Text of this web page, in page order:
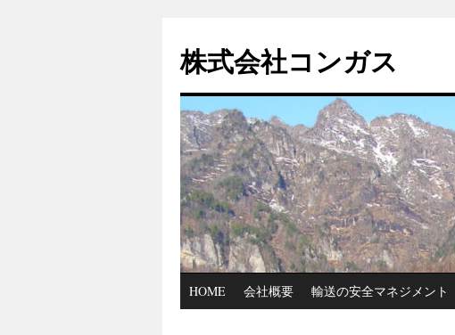
テ
ン
ス
キ
ッ
プ
株式会社コンガス
HOME 会社概要 輸送の安全マネジメント